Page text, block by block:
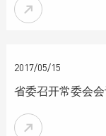

2017/05/15
省委召开常委会
